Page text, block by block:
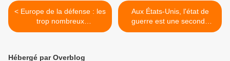
< Europe de la défense : les
trop nombreux
renoncements des pays
Aux États-Unis, l'état de
guerre est une seconde
nature, par Joe Lauria
Hébergé par Overblog